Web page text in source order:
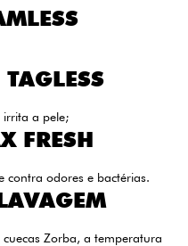
irrita a pele;
FRESH
contra odores e bactérias.
Zorba, a temperatura